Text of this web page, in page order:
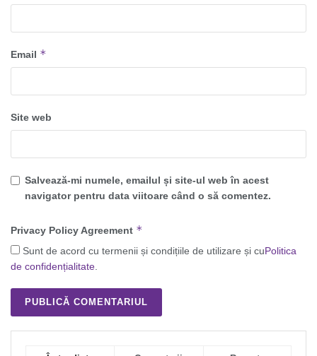
Email *
Site web
Salvează-mi numele, emailul și site-ul web în acest
navigator pentru data viitoare când o să comentez.
Privacy Policy Agreement *
Sunt de acord cu termenii și condițiile de utilizare și cuPolitica
de confidențialitate.